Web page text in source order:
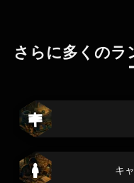
さらに多くのラ
キ